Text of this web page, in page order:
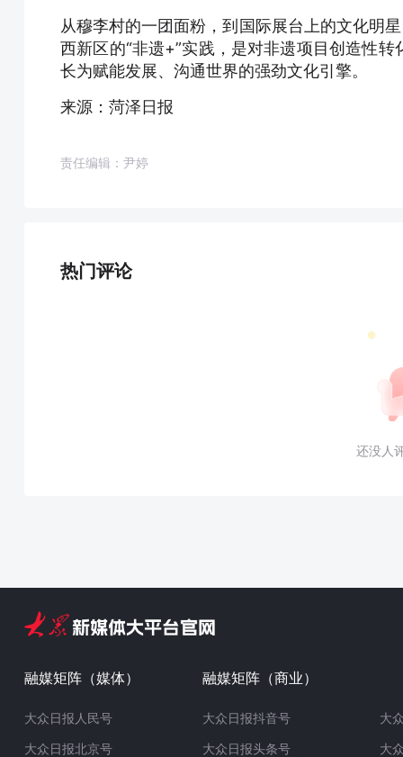
从穆李村的一团面粉，到国际展台上的文化明
西新区的“非遗+”实践，是对非遗项目创造性
长为赋能发展、沟通世界的强劲文化引擎。
来源：菏泽日报
责任编辑：尹婷
热门评论
还没人
融媒矩阵（媒体）
大众日报人民号
大众日报北京号
融媒矩阵（商业）
大众日报抖音号
大众日报头条号
大
大